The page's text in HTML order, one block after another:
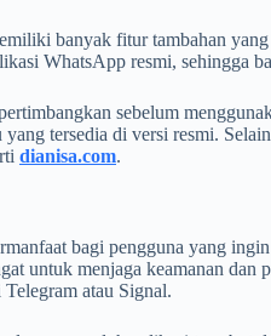
banyak fitur tambahan
WhatsApp resmi, sehingga
sebelum
tersedia di versi resmi.
dianisa.com.
bagi pengguna yang
untuk menjaga keamanan
atau Signal.